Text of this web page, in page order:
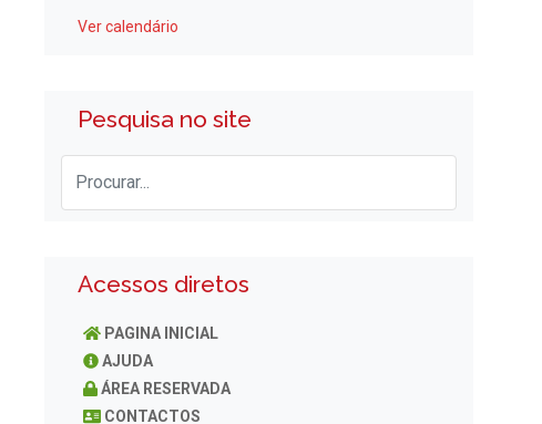
Ver calendário
Pesquisa no site
Acessos diretos
PAGINA INICIAL
AJUDA
ÁREA RESERVADA
CONTACTOS